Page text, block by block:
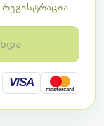
VISA mastercard